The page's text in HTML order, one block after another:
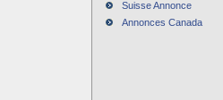
Suisse Annonce
Annonces Canada